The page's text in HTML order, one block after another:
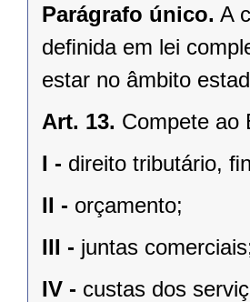
Parágrafo único. A
deﬁnida em lei
estar no âmbito
Art. 13. Compete ao
I - direito tributário,
II - orçamento;
III - juntas
IV - custas dos